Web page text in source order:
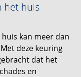
het huis
kan meer dan
deze keuring
dat het
en